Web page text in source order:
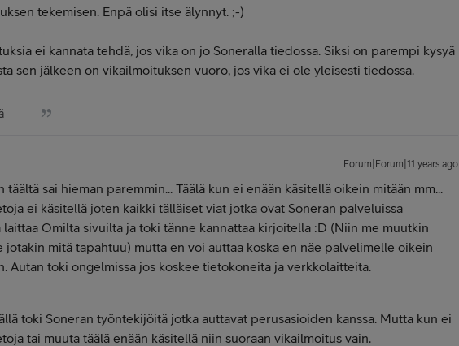
tekemisen. Enpä olisi itse älynnyt. ;-)
ei kannata tehdä, jos vika on jo Soneralla tiedossa. Siksi on parempi kysyä
sen jälkeen on vikailmoituksen vuoro, jos vika ei ole yleisesti tiedossa.
Forum|Forum|11 years ago
täältä sai hieman paremmin... Täälä kun ei enään käsitellä oikein mitään mm...
ei käsitellä joten kaikki tälläiset viat jotka ovat Soneran palveluissa
laittaa Omilta sivuilta ja toki tänne kannattaa kirjoitella :D (Niin me muutkin
jotakin mitä tapahtuu) mutta en voi auttaa koska en näe palvelimelle oikein
Autan toki ongelmissa jos koskee tietokoneita ja verkkolaitteita.
toki Soneran työntekijöitä jotka auttavat perusasioiden kanssa. Mutta kun ei
tai muuta täälä enään käsitellä niin suoraan vikailmoitus vain.